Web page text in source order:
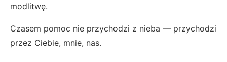
modlitwę.
Czasem pomoc nie przychodzi z nieba — przychodzi
przez Ciebie, mnie, nas.